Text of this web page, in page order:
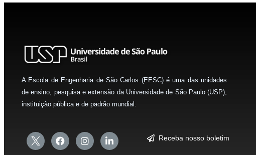
A Escola de Engenharia de São Carlos (EESC) é uma das unidades
de ensino, pesquisa e extensão da Universidade de São Paulo (USP),
instituição pública e de padrão mundial.
Receba nosso boletim